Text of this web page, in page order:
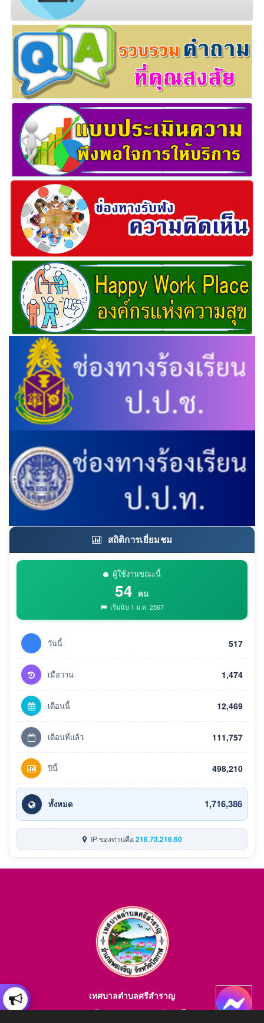
สถิติการเยี่ยมชม
ผู้ใช้งานขณะนี้
54 คน
เริ่มนับ 1 ม.ค. 2567
วันนี้ 517
เมื่อวาน 1,474
เดือนนี้ 12,469
เดือนที่แล้ว 111,757
ปีนี้ 498,210
ทั้งหมด 1,716,386
IP ของท่านคือ216.73.216.60
เทศบาลตำบลศรีสำราญ